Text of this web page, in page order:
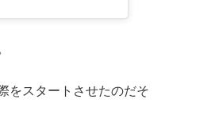
をスタートさせたのだそ